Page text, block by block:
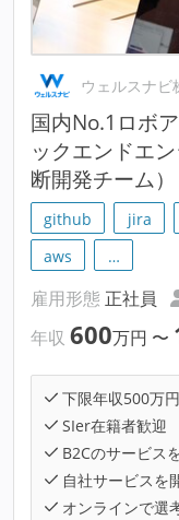
ウェルスナビ
国内No.1ロボ
ックエンドエ
断開発チーム）
github jira
aws
…
雇用形態 正社員
年収 600万円 〜
下限年収500万
SIer在籍者歓迎
B2Cのサービス
自社サービスを
オンラインで選